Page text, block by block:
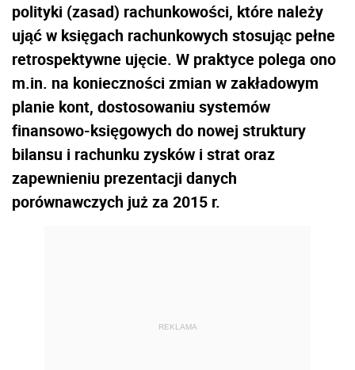
polityki (zasad) rachunkowości, które należy
ująć w księgach rachunkowych stosując pełne
retrospektywne ujęcie. W praktyce polega ono
m.in. na konieczności zmian w zakładowym
planie kont, dostosowaniu systemów
finansowo-księgowych do nowej struktury
bilansu i rachunku zysków i strat oraz
zapewnieniu prezentacji danych
porównawczych już za 2015 r.
REKLAMA